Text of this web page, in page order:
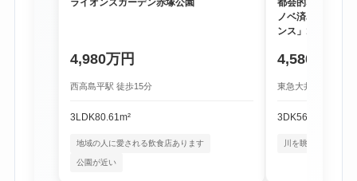
ライオンズガーデン赤塚公園
4,980万円
西高島平駅 徒歩15分
3LDK80.61m²
地域の人に愛される飲食店あります
公園が近い
都会的な利便性
ノベ済み物件「
ンス」1階
4,580万円
東急大井町線 尾山
3DK56.16m²
川を眺める暮らし